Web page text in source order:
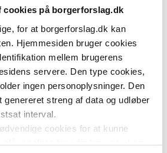
cookies på borgerforslag.dk
for at borgerforslag.dk kan
Hjemmesiden bruger cookies
mellem brugerens
servere. Den type cookies,
ingen personoplysninger. Den
streng af data og udløber
interval.
cookies for at kunne
slår cookies fra i din browser, kan
i budget 2026 har besluttet
for patienter, pårørende og
planlagt inden
er det ikke fuldt udrullet endnu på
gælder ikke nationalt. I andre
Syddanmark delvist) er
med private aktører,
og afgifter. En national løsning er
uanset bopæl.